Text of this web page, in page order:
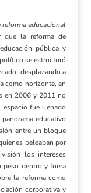
educacional
que la reforma de
pública y
se estructuró
desplazando a
como horizonte, en
en 2006 y 2011 no
fue llenado
educativo
entre un bloque
peleaban por
los intereses
peso dentro y fuera
la reforma como
corporativa y